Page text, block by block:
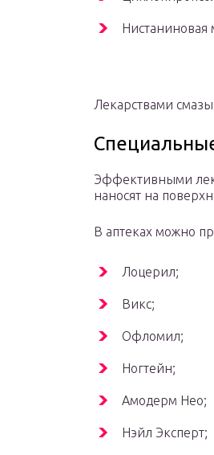
Нистаниновая
Лекарствами
Эффективными
наносят на
В аптеках можно
Лоцерил;
Викс;
Офломил;
Ногтейн;
Амодерм Нео;
Нэйл Эксперт;